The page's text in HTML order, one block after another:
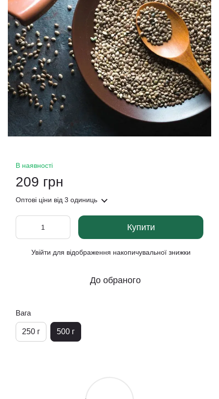
В наявності
209 грн
Оптові ціни від 3 одиниць
Купити
Увійти для відображення накопичувальної знижки
До обраного
Вага
250 г 500 г